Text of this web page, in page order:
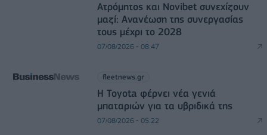
Ατρόμητος και Novibet συνεχίζουν
μαζί: Ανανέωση της συνεργασίας
τους μέχρι το 2028
07/08/2026 - 08:47
fleetnews.gr
Η Toyota φέρνει νέα γενιά
μπαταριών για τα υβριδικά της
07/08/2026 - 05:22